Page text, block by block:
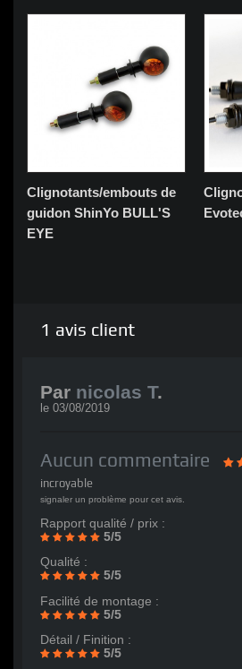
Clignotants/embouts de
guidon ShinYo BULL'S
EYE
1 avis client
Par nicolas T.
le 03/08/2019
Aucun commentaire
incroyable
signaler un problème pour cet avis.
Rapport qualité / prix :
5/5
Qualité :
5/5
Facilité de montage :
5/5
Détail / Finition :
5/5